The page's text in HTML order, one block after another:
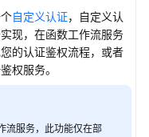
自定义认证，自定义认
现，在函数工作流服务
的认证鉴权流程，或者
权服务。
流服务，此功能仅在部